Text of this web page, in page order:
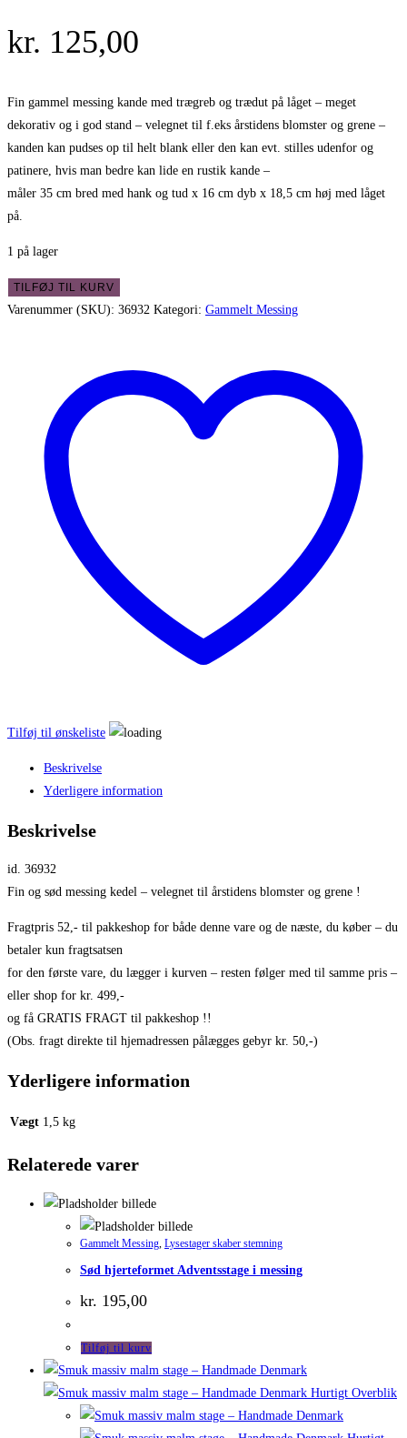
kr. 125,00
Fin gammel messing kande med trægreb og trædut på låget – meget
dekorativ og i god stand – velegnet til f.eks årstidens blomster og grene –
kanden kan pudses op til helt blank eller den kan evt. stilles udenfor og
patinere, hvis man bedre kan lide en rustik kande –
måler 35 cm bred med hank og tud x 16 cm dyb x 18,5 cm høj med låget
på.
1 på lager
Fin
gammel
TILFØJ TIL KURV
Varenummer (SKU): 36932 Kategori: Gammelt Messing
Tilføj til ønskeliste
Beskrivelse
Yderligere information
Beskrivelse
id. 36932
Fin og sød messing kedel – velegnet til årstidens blomster og grene !
Fragtpris 52,- til pakkeshop for både denne vare og de næste, du køber – du
betaler kun fragtsatsen
for den første vare, du lægger i kurven – resten følger med til samme pris –
eller shop for kr. 499,-
og få GRATIS FRAGT til pakkeshop !!
(Obs. fragt direkte til hjemadressen pålægges gebyr kr. 50,-)
Yderligere information
Vægt 1,5 kg
Relaterede varer
Gammelt Messing Lysestager skaber stemning
Sød hjerteformet Adventsstage i messing
kr. 195,00
Tilføj til kurv
Hurtigt Overblik